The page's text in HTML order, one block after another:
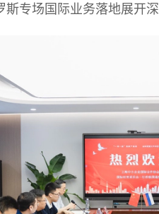
斯专场国际业务落地展开